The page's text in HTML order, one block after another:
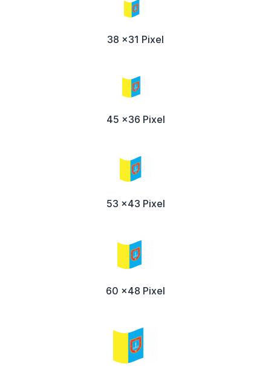
38 x31 Pixel
45 x36 Pixel
53 x43 Pixel
60 x48 Pixel